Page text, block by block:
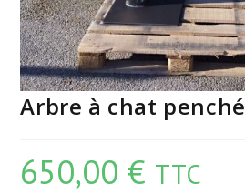
Arbre à chat penché
650,00€ TTC